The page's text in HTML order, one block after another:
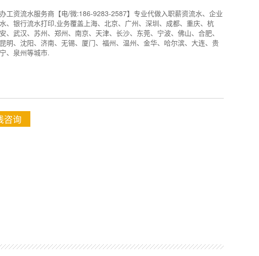
工资流水服务商【电/微:186-9283-2587】专业代做入职薪资流水、企业
、银行流水打印,业务覆盖上海、北京、广州、深圳、成都、重庆、杭
、武汉、苏州、郑州、南京、天津、长沙、东莞、宁波、佛山、合肥、
明、沈阳、济南、无锡、厦门、福州、温州、金华、哈尔滨、大连、贵
、泉州等城市.
咨询